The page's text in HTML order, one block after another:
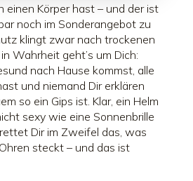
einen Körper hast – und der ist
noch im Sonderangebot zu
klingt zwar nach trockenen
Wahrheit geht’s um Dich:
nach Hause kommst, alle
und niemand Dir erklären
so ein Gips ist. Klar, ein Helm
sexy wie eine Sonnenbrille
Dir im Zweifel das, was
steckt – und das ist